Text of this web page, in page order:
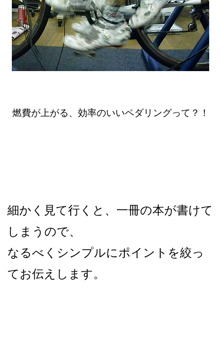
燃費が上がる、効率のいいペダリングって？！
細かく見て行くと、一冊の本が書けて
しまうので、
なるべくシンプルにポイントを絞っ
てお伝えします。